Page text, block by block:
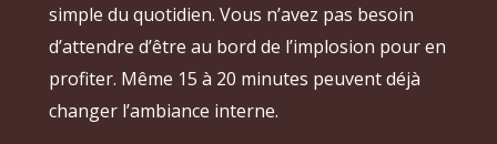
simple du quotidien. Vous n’avez pas besoin
d’attendre d’être au bord de l’implosion pour en
profiter. Même 15 à 20 minutes peuvent déjà
changer l’ambiance interne.